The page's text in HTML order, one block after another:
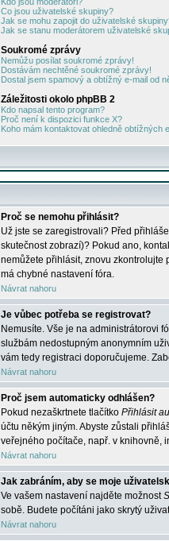
Co jsou uživatelské skupiny?
Jak se mohu zapojit do uživatelské
Jak se stanu moderátorem uživatelské
Soukromé zprávy
Nemůžu posílat soukromé zprávy!
Dostávám nechtěné soukromé zprávy!
Dostal jsem spamový a obtížný e-mail od
Záležitosti okolo phpBB 2
Kdo napsal tento program?
Proč není k dispozici funkce X?
Koho mám kontaktovat ohledně obtížných
Proč se nemohu přihlásit?
Už jste se zaregistrovali? Před
skutečnost zobrazí)? Pokud ano,
nemůžete přihlásit, znovu zkontrolujte
má chybné nastavení fóra.
Návrat nahoru
Je vůbec potřeba se registrovat?
Nemusíte. Vše je na administrátorovi
službám nedostupným anonymním
vám tedy registraci doporučujeme.
Návrat nahoru
Proč jsem automaticky odhlášen?
Pokud nezaškrtnete tlačítko Přihlásit
účtu někým jiným. Abyste zůstali
veřejného počítače, např. v knihovně,
Návrat nahoru
Jak zabráním, aby se moje
Ve vašem nastavení najděte možnost
sobě. Budete počítáni jako skrytý
Návrat nahoru